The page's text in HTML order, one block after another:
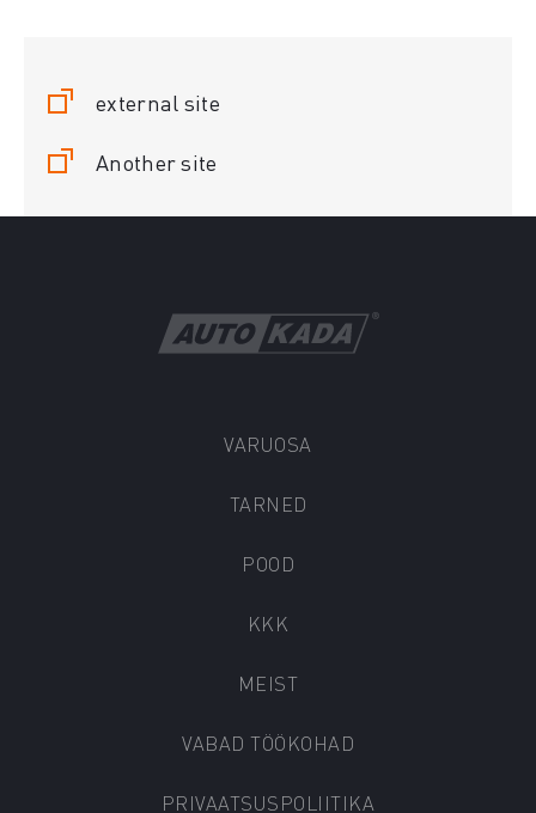
external site
Another site
VARUOSA
TARNED
POOD
KKK
MEIST
VABAD TÖÖKOHAD
PRIVAATSUSPOLIITIKA